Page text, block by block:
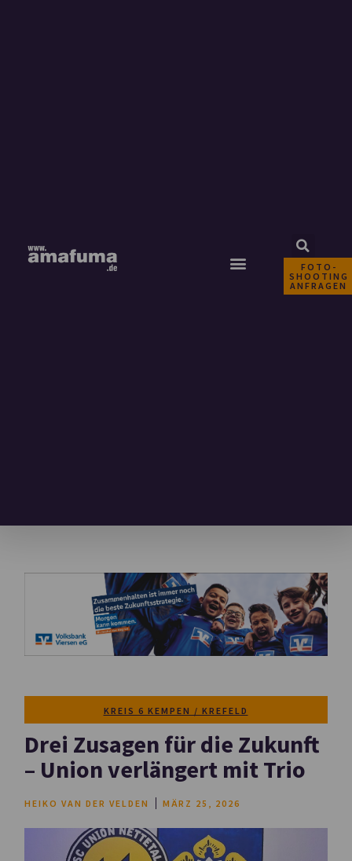
FOTO-
SHOOTING
ANFRAGEN
KREIS 6 KEMPEN / KREFELD
Drei Zusagen für die Zukunft
– Union verlängert mit Trio
HEIKO VAN DER VELDEN MÄRZ 25, 2026